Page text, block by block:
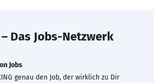
– Das Jobs-Netzwerk
Jobs
genau den Job, der wirklich zu Dir